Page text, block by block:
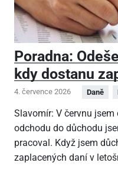
Poradna:
kdy dostanu
4. července 2026 Daně
Slavomír: V červnu
odchodu do důchodu
pracoval. Když jsem
zaplacených daní v